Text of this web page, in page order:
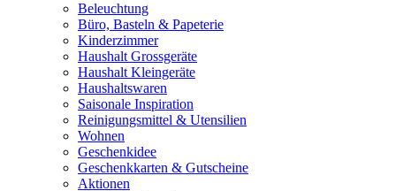
Beleuchtung
Büro, Basteln & Papeterie
Kinderzimmer
Haushalt Grossgeräte
Haushalt Kleingeräte
Haushaltswaren
Saisonale Inspiration
Reinigungsmittel & Utensilien
Wohnen
Geschenkidee
Geschenkkarten & Gutscheine
Aktionen